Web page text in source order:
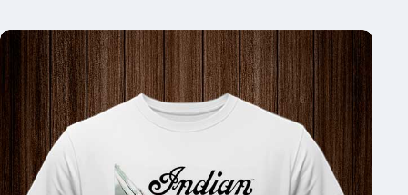
INDIAN MOTORCYCLE